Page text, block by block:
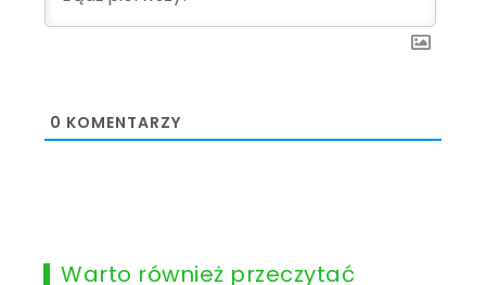
0 KOMENTARZY
Warto również przeczytać